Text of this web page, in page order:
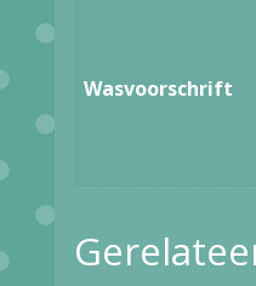
Wasvoorschrift